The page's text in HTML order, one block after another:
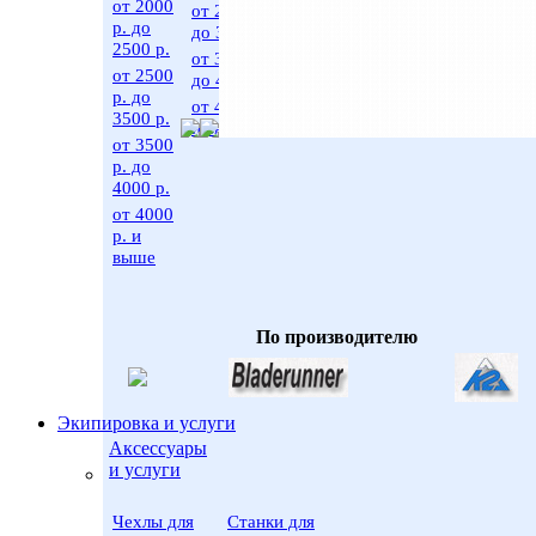
от 2000
р. до
2500 р.
от 2500
р. до
3500 р.
от 3500
р. до
4000 р.
от 4000
р. и
выше
от 2500 р.
до 3500 р.
от 3500 р.
до 4000 р.
от 4000 р.
и выше
По производителю
Экипировка и услуги
Аксессуары
и услуги
Чехлы для
Станки для